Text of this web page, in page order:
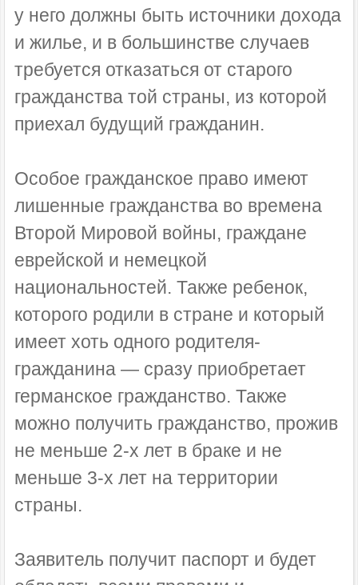
у него должны быть источники дохода
и жилье, и в большинстве случаев
требуется отказаться от старого
гражданства той страны, из которой
приехал будущий гражданин.
Особое гражданское право имеют
лишенные гражданства во времена
Второй Мировой войны, граждане
еврейской и немецкой
национальностей. Также ребенок,
которого родили в стране и который
имеет хоть одного родителя-
гражданина — сразу приобретает
германское гражданство. Также
можно получить гражданство, прожив
не меньше 2-х лет в браке и не
меньше 3-х лет на территории
страны.
Заявитель получит паспорт и будет